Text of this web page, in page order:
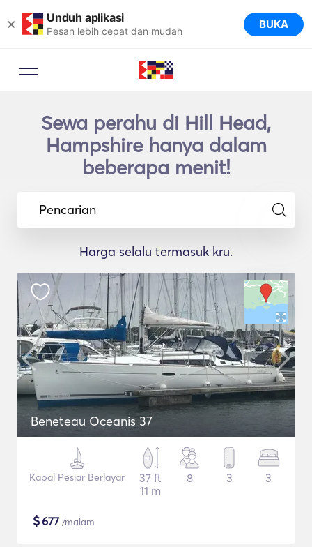
× Unduh aplikasi
Pesan lebih cepat dan mudah BUKA
Sewa perahu di Hill Head,
Hampshire hanya dalam
beberapa menit!
Pencarian
Harga selalu termasuk kru.
Beneteau Oceanis 37
Kapal Pesiar Berlayar
37 ft
11 m
8 3 3
$677 /malam